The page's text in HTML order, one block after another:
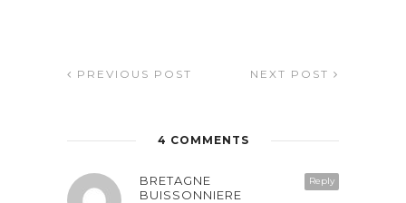
PREVIOUS POST NEXT POST
4 COMMENTS
Reply
BRETAGNE
BUISSONNIERE